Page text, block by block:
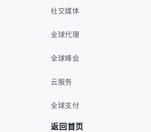
社交媒体
全球代理
全球峰会
云服务
全球支付
返回首页